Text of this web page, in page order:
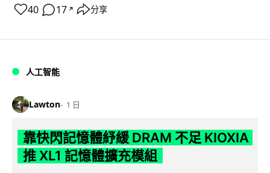
40 17 ↗ 分享
人工智能
Lawton 1 日
靠快閃記憶體紓緩 DRAM 不足 KIOXIA
推 XL1 記憶體擴充模組